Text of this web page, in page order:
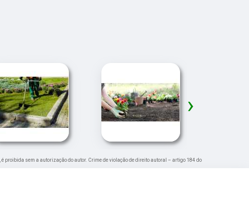
›
proibida sem a autorização do autor. Crime de violação de direito autoral – artigo 184 do